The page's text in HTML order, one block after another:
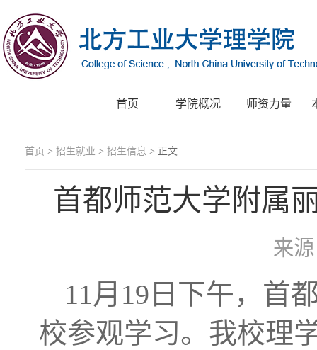
首页 学院概况 师资力量
首页 > 招生就业 > 招生信息 > 正文
首都师范大学附属
来
11月19日下午，首
校参观学习。我校理